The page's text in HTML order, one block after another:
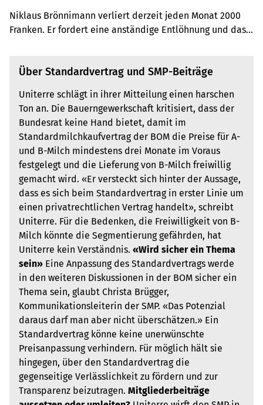
Niklaus Brönnimann verliert derzeit jeden Monat 2000
Franken. Er fordert eine anständige Entlöhnung und dass
erklärt, wo er Grenzen sieht.
Über Standardvertrag und SMP-Beiträge
Uniterre schlägt in ihrer Mitteilung einen harschen
Ton an. Die Bauerngewerkschaft kritisiert, dass der
Bundesrat keine Hand bietet, damit im
Standardmilchkaufvertrag der BOM die Preise für A-
und B-Milch mindestens drei Monate im Voraus
festgelegt und die Lieferung von B-Milch freiwillig
gemacht wird. «Er versteckt sich hinter der Aussage,
dass es sich beim Standardvertrag in erster Linie um
einen privatrechtlichen Vertrag handelt», schreibt
Uniterre. Für die Bedenken, die Freiwilligkeit von B-
Milch könnte die Segmentierung gefährden, hat
Uniterre kein Verständnis. «Wird sicher ein Thema
sein» Eine Anpassung des Standardvertrags werde
in den weiteren Diskussionen in der BOM sicher ein
Thema sein, glaubt Christa Brügger,
Kommunikationsleiterin der SMP. «Das Potenzial
daraus darf man aber nicht überschätzen.» Ein
Standardvertrag könne keine unerwünschte
Preisanpassung verhindern. Für möglich hält sie
hingegen, über den Standardvertrag die
gegenseitige Verlässlichkeit zu fördern und zur
Transparenz beizutragen. Mitgliederbeiträge